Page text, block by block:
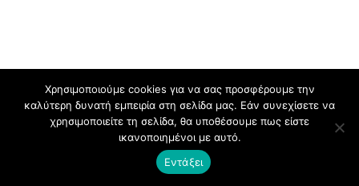
Χρησιμοποιούμε cookies για να σας προσφέρουμε την
καλύτερη δυνατή εμπειρία στη σελίδα μας. Εάν συνεχίσετε να
χρησιμοποιείτε τη σελίδα, θα υποθέσουμε πως είστε
ικανοποιημένοι με αυτό.
Εντάξει